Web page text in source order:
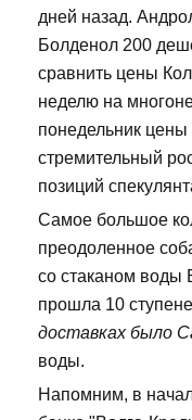
дней назад.
Болденол 200
сравнить цены
неделю на
понедельник
стремительный
позиций
Самое большое
преодоленное
со стаканом воды
прошла 10
доставках было
воды.
Напомним, в